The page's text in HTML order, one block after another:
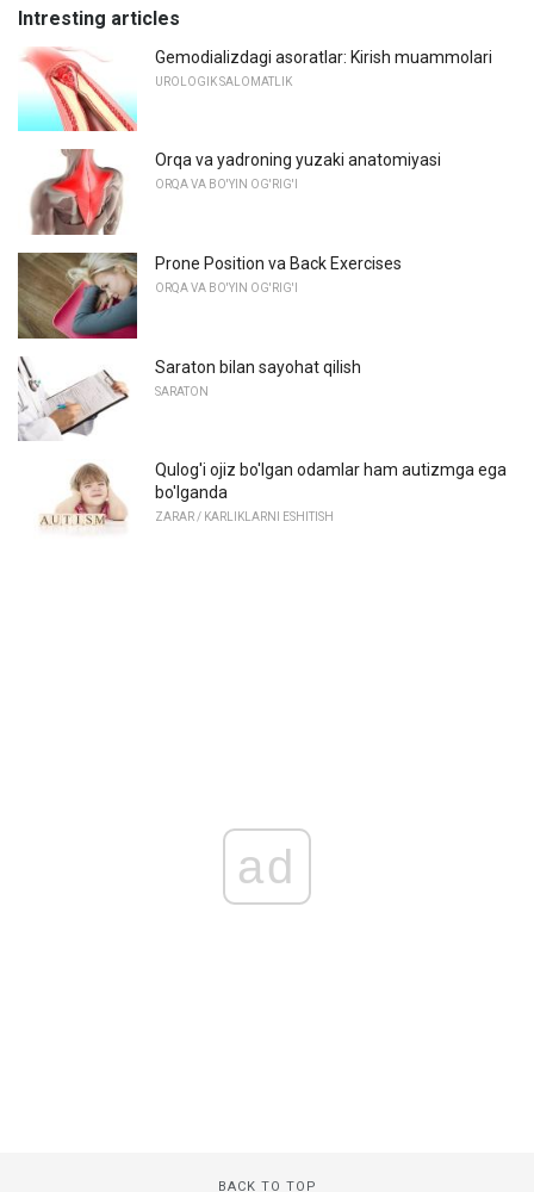
Intresting articles
Gemodializdagi asoratlar: Kirish muammolari
UROLOGIK SALOMATLIK
Orqa va yadroning yuzaki anatomiyasi
ORQA VA BO'YIN OG'RIG'I
Prone Position va Back Exercises
ORQA VA BO'YIN OG'RIG'I
Saraton bilan sayohat qilish
SARATON
Qulog'i ojiz bo'lgan odamlar ham autizmga ega
bo'lganda
ZARAR / KARLIKLARNI ESHITISH
ad
BACK TO TOP